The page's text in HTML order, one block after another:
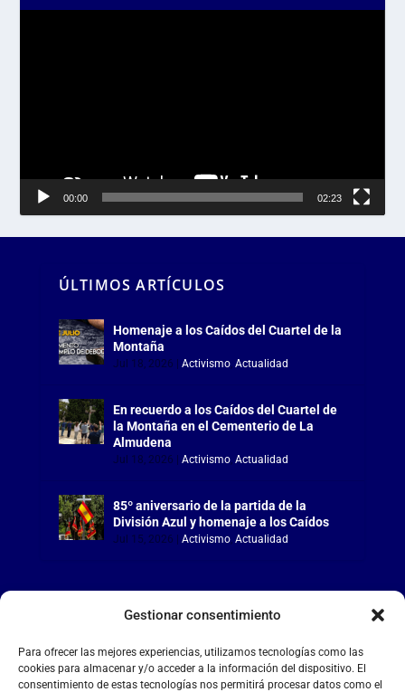
Gestionar consentimiento
Para ofrecer las mejores experiencias, utilizamos tecnologías como las
cookies para almacenar y/o acceder a la información del dispositivo. El
consentimiento de estas tecnologías nos permitirá procesar datos como el
00:00 02:23
ÚLTIMOS ARTÍCULOS
Homenaje a los Caídos del Cuartel de la
Montaña
Jul 18, 2026 | Activismo, Actualidad
En recuerdo a los Caídos del Cuartel de
la Montaña en el Cementerio de La
Almudena
Jul 18, 2026 | Activismo, Actualidad
85º aniversario de la partida de la
División Azul y homenaje a los Caídos
Jul 15, 2026 | Activismo, Actualidad
LA FALANGE